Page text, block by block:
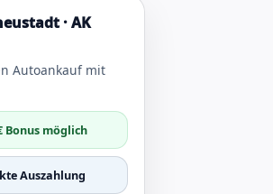
· AK
Autoankauf mit
Bonus möglich
Auszahlung